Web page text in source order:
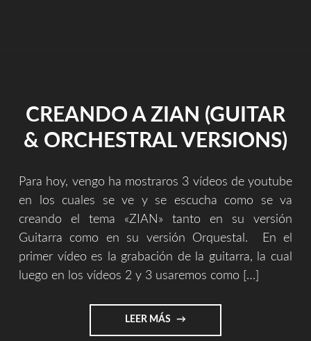
CREANDO A ZIAN (GUITAR
& ORCHESTRAL VERSIONS)
Para hoy, vengo ha mostraros 3 vídeos de youtube
en los cuales se ve y se escucha como se va
creando el tema «ZIAN» tanto en su versión
Guitarra como en su versión Orquestal. En el
primer vídeo es la grabación de la guitarra, la cual
luego en los vídeos 2 y 3 usaremos como […]
LEER MÁS "CREANDO
A